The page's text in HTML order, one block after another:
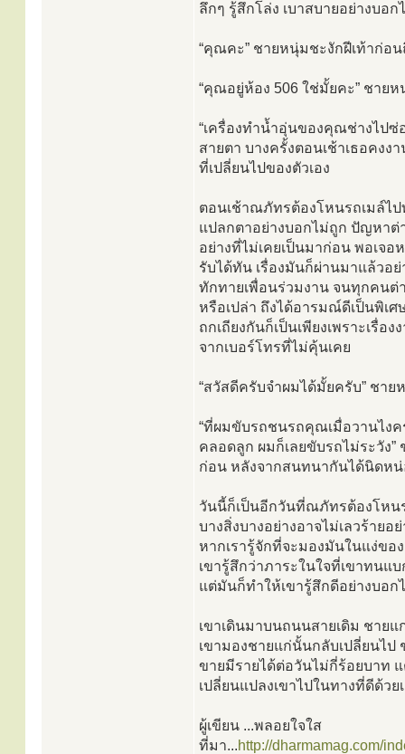
ลึกๆ รู้สึกโล่ง เบาสบายอย่างบอก
“คุณคะ” ชายหนุ่มชะงักฝีเท้าก่อ
“คุณอยู่ห้อง 506 ใช่มั้ยคะ” ชาย
“เครื่องทำน้ำอุ่นของคุณช่างไปซ่
สายตา บางครั้งตอนเช้าเธอคง
ที่เปลี่ยนไปของตัวเอง
ตอนเช้าณภัทรต้องโหนรถเมล์ไ
แปลกตาอย่างบอกไม่ถูก ปัญหาต่
อย่างที่ไม่เคยเป็นมาก่อน พอเจ
รับได้ทัน เรื่องมันก็ผ่านมาแล้วอ
ทักทายเพื่อนร่วมงาน จนทุกคนต่
หรือเปล่า ถึงได้อารมณ์ดีเป็นพิเ
ถกเถียงกันก็เป็นเพียงเพราะเรื่
จากเบอร์โทรที่ไม่คุ้นเคย
“สวัสดีครับจำผมได้มั้ยครับ” ชา
“ที่ผมขับรถชนรถคุณเมื่อวานไง
คลอดลูก ผมก็เลยขับรถไม่ระวัง
ก่อน หลังจากสนทนากันได้นิดหน่
วันนี้ก็เป็นอีกวันที่ณภัทรต้องโหน
บางสิ่งบางอย่างอาจไม่เลวร้าย
หากเรารู้จักที่จะมองมันในแง่ขอ
เขารู้สึกว่าภาระในใจที่เขาทนแ
แต่มันก็ทำให้เขารู้สึกดีอย่างบอก
เขาเดินมาบนถนนสายเดิม ชาย
เขามองชายแก่นั้นกลับเปลี่ยนไป
ขายมีรายได้ต่อวันไม่กี่ร้อยบาท
เปลี่ยนแปลงเขาไปในทางที่ดีด้วย
ผู้เขียน ...พลอยใจใส
ที่มา...http://dharmamag.com/